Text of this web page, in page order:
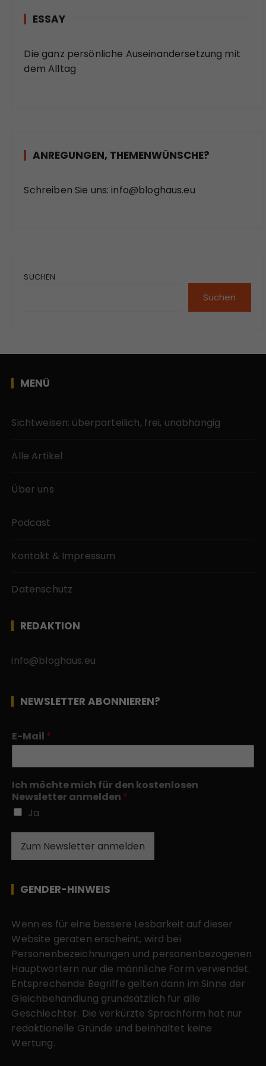
ESSAY
Die ganz persönliche Auseinandersetzung mit
dem Alltag
ANREGUNGEN, THEMENWÜNSCHE?
Schreiben Sie uns: info@bloghaus.eu
SUCHEN
Suchen
MENÜ
Sichtweisen: überparteilich, frei, unabhängig
Alle Artikel
Über uns
Podcast
Kontakt & Impressum
Datenschutz
REDAKTION
info@bloghaus.eu
NEWSLETTER ABONNIEREN?
E-Mail *
Ich möchte mich für den kostenlosen
Newsletter anmelden *
Ja
Zum Newsletter anmelden
GENDER-HINWEIS
Wenn es für eine bessere Lesbarkeit auf dieser
Website geraten erscheint, wird bei
Personenbezeichnungen und personenbezogenen
Hauptwörtern nur die männliche Form verwendet.
Entsprechende Begriffe gelten dann im Sinne der
Gleichbehandlung grundsätzlich für alle
Geschlechter. Die verkürzte Sprachform hat nur
redaktionelle Gründe und beinhaltet keine
Wertung.